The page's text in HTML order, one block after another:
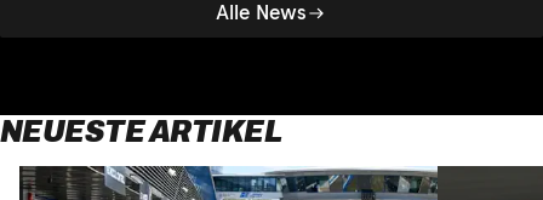
Alle News
NEUESTE ARTIKEL